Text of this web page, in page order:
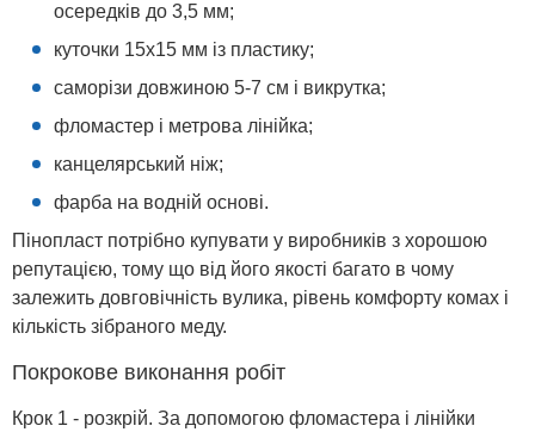
осередків до 3,5 мм;
куточки 15х15 мм із пластику;
саморізи довжиною 5-7 см і викрутка;
фломастер і метрова лінійка;
канцелярський ніж;
фарба на водній основі.
Пінопласт потрібно купувати у виробників з хорошою
репутацією, тому що від його якості багато в чому
залежить довговічність вулика, рівень комфорту комах і
кількість зібраного меду.
Покрокове виконання робіт
Крок 1 - розкрій. За допомогою фломастера і лінійки